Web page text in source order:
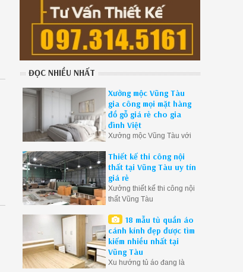
ĐỌC NHIỀU NHẤT
Xưởng mộc Vũng Tàu
gia công mọi mặt hàng
đồ gỗ giá rẻ cho gia
đình Việt
Xưởng mộc Vũng Tàu với
chắc chắn sẽ mang lại
những giá trị tốt nhất cho
người dùng, mang lại cuộc
sống tiện lợi thoải mái
Thiết kế thi công nội
thất tại Vũng Tàu uy tín
giá rẻ
Xưởng thiết kế thi công nội
thất Vũng Tàu
18 mẫu tủ quần áo
cánh kính đẹp được tìm
kiếm nhiều nhất tại
Vũng Tàu
Xu hướng tủ áo đang là